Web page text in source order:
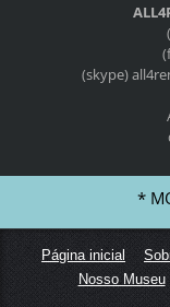
(skype)
*
Página inicial
Nosso Museu